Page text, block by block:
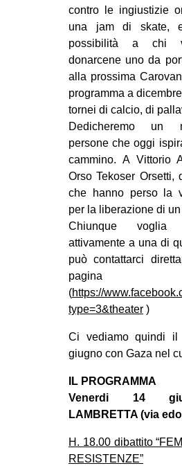
contro le ingiustizie
una jam di skate,
possibilità a chi
donarcene uno da
alla prossima
programma a
tornei di calcio, di
Dedicheremo un
persone che oggi
cammino. A Vittorio
Orso Tekoser Orsetti,
che hanno perso la
per la liberazione di
Chiunque voglia
attivamente a una di
può contattarci
(https://
type=3&theater )
Ci vediamo quindi
giugno con Gaza nel
IL PROGRAMMA
Venerdi 14
LAMBRETTA (via
H. 18.00 dibattito
RESISTENZE”